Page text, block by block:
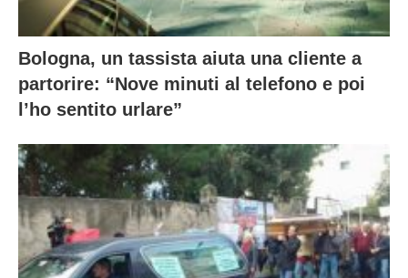
Bologna, un tassista aiuta una cliente a
partorire: “Nove minuti al telefono e poi
l’ho sentito urlare”